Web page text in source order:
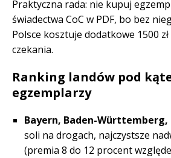
Praktyczna rada: nie kupuj
świadectwa CoC w PDF, bo bez
Polsce kosztuje dodatkowe 1500
czekania.
Ranking landów pod
egzemplarzy
Bayern, Baden-Württemberg,
soli na drogach, najczystsze
(premia 8 do 12 procent